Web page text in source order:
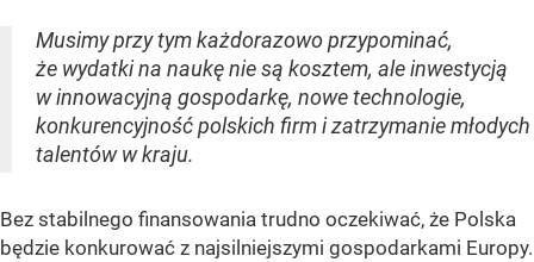
Musimy przy tym każdorazowo przypominać,
że wydatki na naukę nie są kosztem, ale inwestycją
w innowacyjną gospodarkę, nowe technologie,
konkurencyjność polskich firm i zatrzymanie młodych
talentów w kraju.
Bez stabilnego finansowania trudno oczekiwać, że Polska
będzie konkurować z najsilniejszymi gospodarkami Europy.